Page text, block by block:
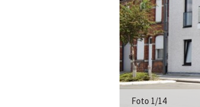
Foto 1/14